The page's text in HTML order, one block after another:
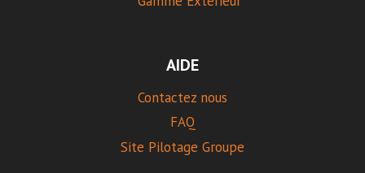
AIDE
Contactez nous
FAQ
Site Pilotage Groupe